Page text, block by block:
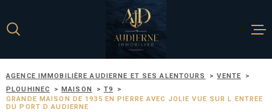
menu
contenu
ACCUEIL
AGENCE IMMOBILIÈRE AUDIERNE ET SES ALENTOURS
VENTE
PLOUHINEC
MAISON
T9
GRANDE MAISON DE 1935 EN PIERRE AVEC JOLIE VUE SUR L ENTREE
DU PORT D AUDIERNE